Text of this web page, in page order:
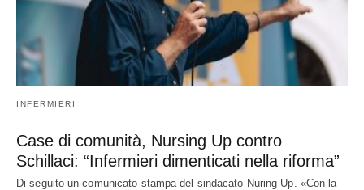
INFERMIERI
Case di comunità, Nursing Up contro
Schillaci: “Infermieri dimenticati nella riforma”
Di seguito un comunicato stampa del sindacato Nuring Up. «Con la